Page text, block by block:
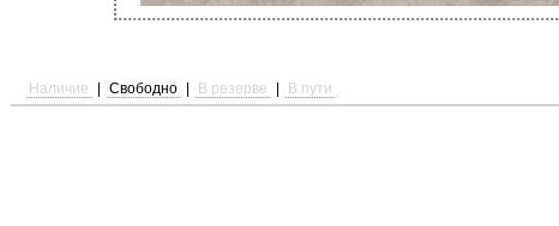
Наличие Свободно В резерве В пути